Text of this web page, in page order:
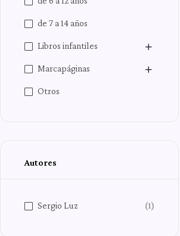
de 7 a 14 años
Libros infantiles
Marcapáginas
Otros
Autores
Sergio Luz (1)